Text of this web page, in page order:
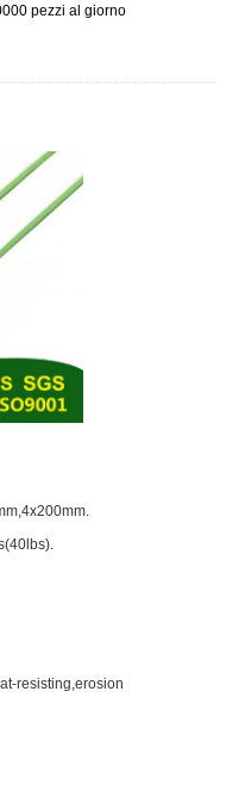
pezzi al giorno
resisting,erosion